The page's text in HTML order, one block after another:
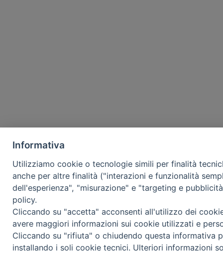
Informativa
Utilizziamo cookie o tecnologie simili per finalità
anche per altre finalità ("interazioni e funzionalità
dell'esperienza", "misurazione" e "targeting e
policy.
Cliccando su "accetta" acconsenti all'utilizzo dei
avere maggiori informazioni sui cookie utilizzati e
Cliccando su "rifiuta" o chiudendo questa informativa
installando i soli cookie tecnici. Ulteriori informazioni